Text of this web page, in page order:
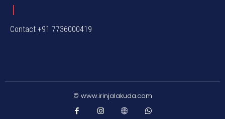
Contact +91 7736000419
© www.irinjalakuda.com